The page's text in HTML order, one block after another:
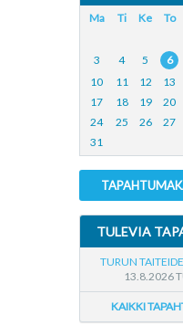
Ma Ti Ke To
3
4 5 6
10
11 12 13
17
18 19 20
24
25 26 27
31
TULEVIA
TURUN
13.8.2026
KAIKKI